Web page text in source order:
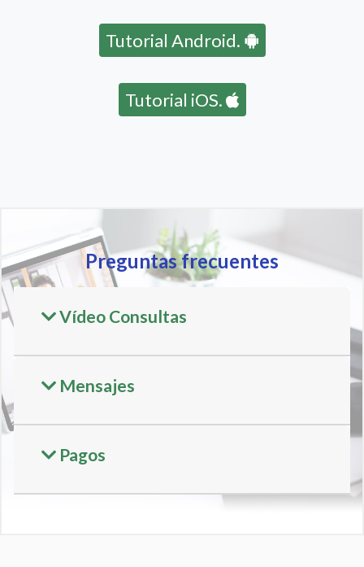
Tutorial Android.
Tutorial iOS.
Preguntas frecuentes
Vídeo Consultas
Mensajes
Pagos